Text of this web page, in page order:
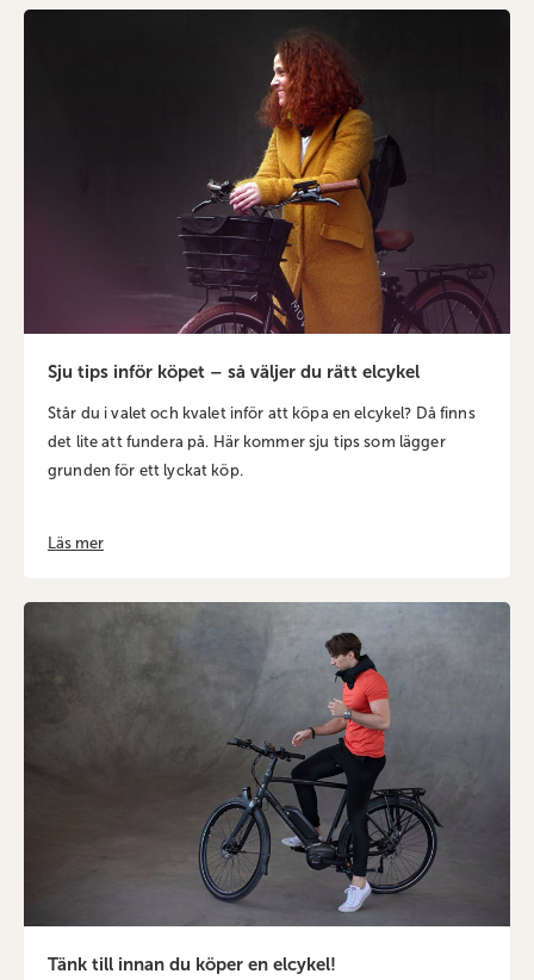
Sju tips inför köpet – så väljer du rätt elcykel
Står du i valet och kvalet inför att köpa en elcykel? Då finns
det lite att fundera på. Här kommer sju tips som lägger
grunden för ett lyckat köp.
Läs mer
Tänk till innan du köper en elcykel!